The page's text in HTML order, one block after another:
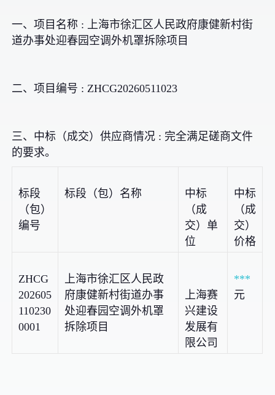
一、项目名称 : 上海市徐汇区人民政府康健新村街
道办事处迎春园空调外机罩拆除项目
二、项目编号 : ZHCG20260511023
三、中标（成交）供应商情况 : 完全满足磋商文件
的要求。
标段
（包）
编号
标段（包）名称
中标
（成
交）单
位
中标
（成
交）
价格
ZHCG
202605
110230
0001
上海市徐汇区人民政
府康健新村街道办事
处迎春园空调外机罩
拆除项目
上海赛
兴建设
发展有
限公司
***
元